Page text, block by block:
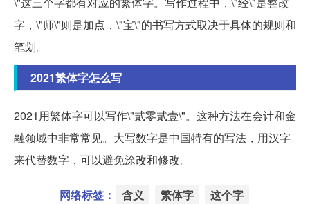
字，\"师\"则是加点，\"宝\"的书写方式取决于具体的规则和
笔划。
2021繁体字怎么写
2021用繁体字可以写作\"貳零貳壹\"。这种方法在会计和金
融领域中非常常见。大写数字是中国特有的写法，用汉字
来代替数字，可以避免涂改和修改。
网络标签： 含义 繁体字 这个字